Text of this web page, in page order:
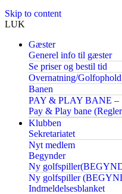
Skip to content
LUK
Gæster
Generel info til gæster
Se priser og bestil tid
Overnatning/Golfophold
Banen
PAY & PLAY BANE –
Pay & Play bane
Klubben
Sekretariatet
Nyt medlem
Begynder
Ny
Ny golfspiller
Indmeldelsesblanket